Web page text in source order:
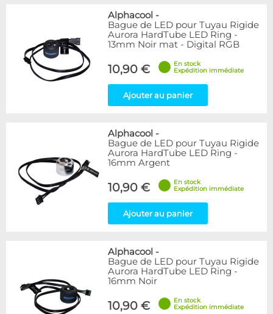
9
15
Plexi
5
Rouge
Transparent
40
Vert
Disponibilité / Promotions
Articles en promotions
Appliquer
Alphacool -
Bague de LED pour Tuyau Rigide
Aurora HardTube LED Ring -
13mm Noir mat - Digital RGB
10,90 €
En stock
Expédition immédiate
Ajouter au panier
Alphacool -
Bague de LED pour Tuyau Rigide
Aurora HardTube LED Ring -
16mm Argent
10,90 €
En stock
Expédition immédiate
Ajouter au panier
Alphacool -
Bague de LED pour Tuyau Rigide
Aurora HardTube LED Ring -
16mm Noir
10,90 €
En stock
Expédition immédiate